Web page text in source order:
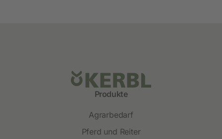
Produkte
Agrarbedarf
Pferd und Reiter